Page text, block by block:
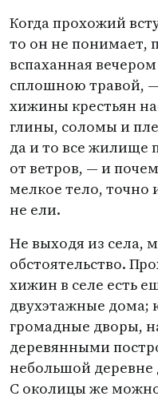
Когда прохожий
то он не понимает,
вспаханная
сплошною травой,
хижины крестьян
глины, соломы и
да и то все жилище
от ветров, — и
мелкое тело, точно
не ели.
Не выходя из села,
обстоятельство.
хижин в селе есть
двухэтажные
громадные дворы,
деревянными
небольшой деревне
С околицы же